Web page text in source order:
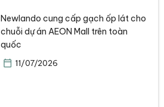
Newlando cung cấp gạch ốp lát cho
chuỗi dự án AEON Mall trên toàn
quốc
11/07/2026